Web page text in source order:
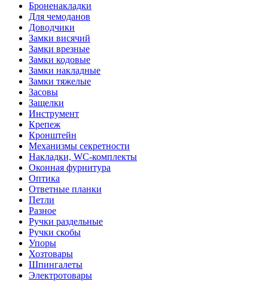
Броненакладки
Для чемоданов
Доводчики
Замки висячий
Замки врезные
Замки кодовые
Замки накладные
Замки тяжелые
Засовы
Защелки
Инструмент
Крепеж
Кронштейн
Механизмы секретности
Накладки, WC-комплекты
Оконная фурнитура
Оптика
Ответные планки
Петли
Разное
Ручки раздельные
Ручки скобы
Упоры
Хозтовары
Шпингалеты
Электротовары